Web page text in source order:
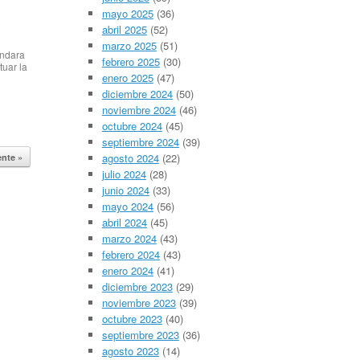
la
15»
mayo 2025(36)
abril 2025(52)
marzo 2025(51)
febrero 2025(30)
enero 2025(47)
diciembre 2024(50)
noviembre 2024(46)
octubre 2024(45)
septiembre 2024(39)
agosto 2024(22)
julio 2024(28)
junio 2024(33)
mayo 2024(56)
abril 2024(45)
marzo 2024(43)
febrero 2024(43)
enero 2024(41)
diciembre 2023(29)
noviembre 2023(39)
octubre 2023(40)
septiembre 2023(36)
agosto 2023(14)